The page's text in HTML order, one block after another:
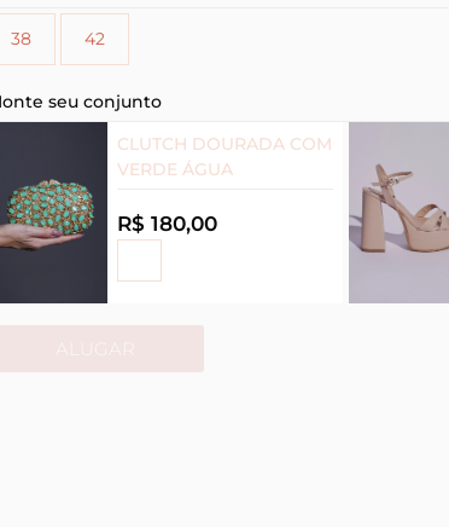
38 42
seu conjunto
CLUTCH DOURADA COM
VERDE ÁGUA
R$ 180,00
ALUGAR